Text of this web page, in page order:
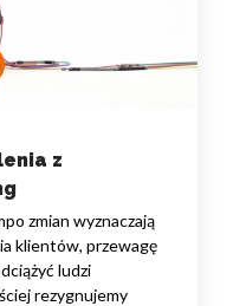
z
zmian wyznaczają
klientów, przewagę
ludzi
rezygnujemy